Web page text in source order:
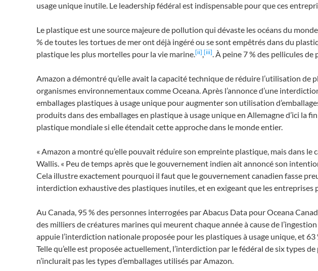
usage unique inutile. Le leadership fédéral est indispensable pour que ces
Le plastique est une source majeure de pollution qui dévaste les océans du
% de toutes les tortues de mer ont déjà ingéré ou se sont empêtrés dans du
plastique les plus mortelles pour la vie marine.[ii],[iii]. À peine 7 % des pellicules
Amazon a démontré qu’elle avait la capacité technique de réduire l’utilisation
organismes environnementaux comme Oceana. Après l’annonce d’une
emballages plastiques à usage unique pour augmenter son utilisation
produits dans des emballages en plastique à usage unique en Allemagne d’ici la
plastique mondiale si elle étendait cette approche dans le monde entier.
« Amazon a montré qu’elle pouvait réduire son empreinte plastique, mais dans le
Wallis. « Peu de temps après que le gouvernement indien ait annoncé son
Cela illustre exactement pourquoi il faut que le gouvernement canadien fasse
interdiction exhaustive des plastiques inutiles, et en exigeant que les entreprises
Au Canada, 95 % des personnes interrogées par Abacus Data pour Oceana
des milliers de créatures marines qui meurent chaque année à cause de
appuie l’interdiction nationale proposée pour les plastiques à usage unique, et
Telle qu’elle est proposée actuellement, l’interdiction par le fédéral de six types
n’inclurait pas les types d’emballages utilisés par Amazon.